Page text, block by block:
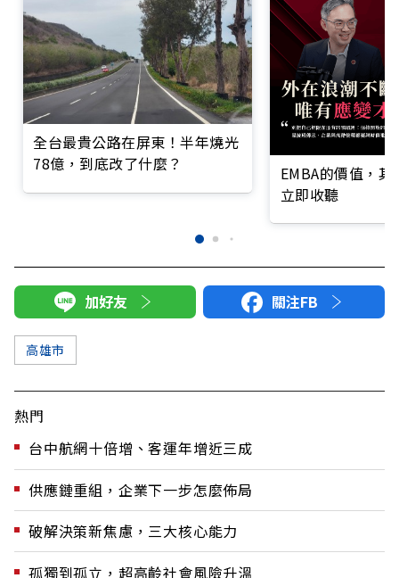
全台最貴公路在屏東！半年燒光
78億，到底改了什麼？
EMBA的價值，
立即收聽
加好友 關注FB
高雄市
熱門
台中航網十倍增、客運年增近三成
供應鏈重組，企業下一步怎麼佈局
破解決策新焦慮，三大核心能力
孤獨到孤立，超高齡社會風險升溫